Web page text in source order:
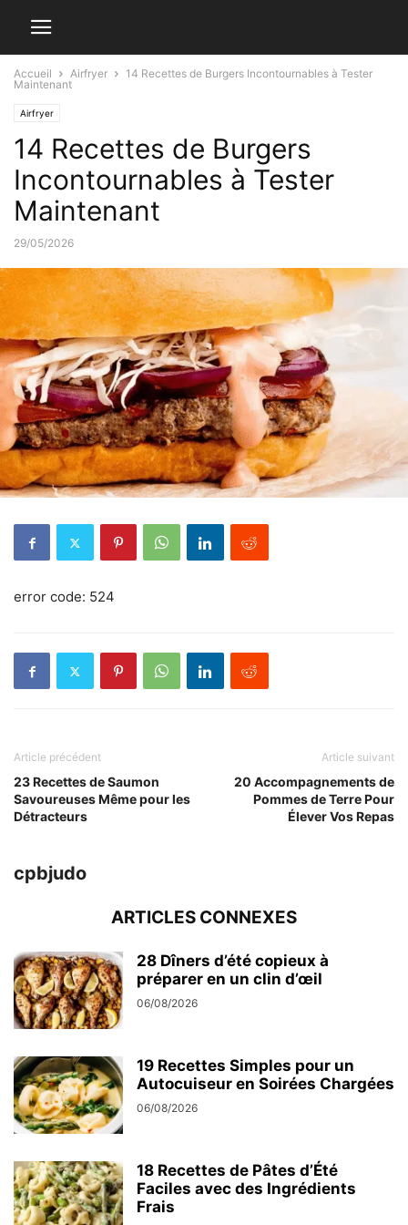
Accueil Airfryer
14 Recettes de Burgers Incontournables à Tester
Maintenant
Airfryer
14 Recettes de Burgers
Incontournables à Tester
Maintenant
29/05/2026
error code: 524
Article précédent
23 Recettes de Saumon
Savoureuses Même pour les
Détracteurs
Article suivant
20 Accompagnements de
Pommes de Terre Pour
Élever Vos Repas
cpbjudo
ARTICLES CONNEXES
28 Dîners d’été copieux à
préparer en un clin d’œil
06/08/2026
19 Recettes Simples pour un
Autocuiseur en Soirées Chargées
06/08/2026
18 Recettes de Pâtes d’Été
Faciles avec des Ingrédients
Frais